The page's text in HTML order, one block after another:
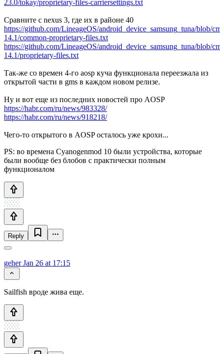
23.0/tokay/proprietary-files-carriersettings.txt
Сравните с nexus 3, где их в районе 40
https://github.com/LineageOS/android_device_samsung_tuna/blob/
14.1/common-proprietary-files.txt
https://github.com/LineageOS/android_device_samsung_tuna/blob/
14.1/proprietary-files.txt
Так-же со времен 4-го aosp куча функционала переезжала из
открытой части в gms в каждом новом релизе.
Ну и вот еще из последних новостей про AOSP
https://habr.com/ru/news/983328/
https://habr.com/ru/news/918218/
Чего-то открытого в AOSP осталось уже крохи...
PS: во времена Cyanogenmod 10 были устройства, которые
были вообще без блобов с практически полным
функционалом
Reply
geherJan 26 at 17:15
Sailfish вроде жива еще.